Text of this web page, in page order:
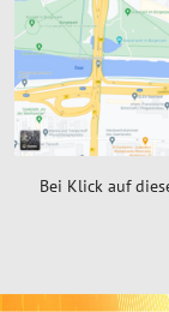
Bei Klick auf